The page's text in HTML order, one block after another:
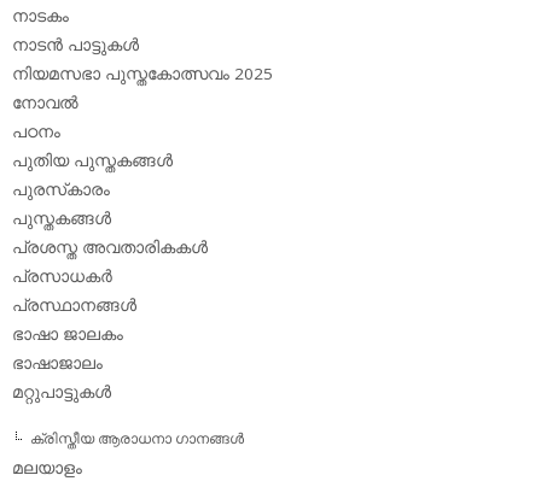
നാടകം
നാടന്‍ പാട്ടുകള്‍
നിയമസഭാ പുസ്തകോത്സവം 2025
നോവല്‍
പഠനം
പുതിയ പുസ്തകങ്ങള്‍
പുരസ്‌കാരം
പുസ്തകങ്ങള്‍
പ്രശസ്ത അവതാരികകള്‍
പ്രസാധകര്‍
പ്രസ്ഥാനങ്ങള്‍
ഭാഷാ ജാലകം
ഭാഷാജാലം
മറ്റുപാട്ടുകള്‍
ക്രിസ്തീയ ആരാധനാ ഗാനങ്ങള്‍
മലയാളം